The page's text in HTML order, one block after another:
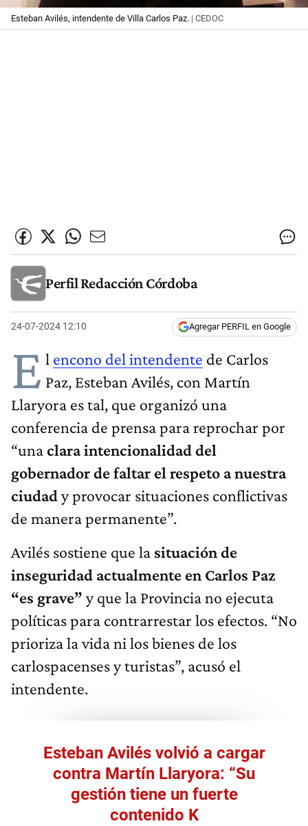
Esteban Avilés, intendente de Villa Carlos Paz. | CEDOC
Perfil Redacción Córdoba
24-07-2024 12:10 Agregar PERFIL en Google
E l encono del intendente de Carlos
Paz, Esteban Avilés, con Martín
Llaryora es tal, que organizó una
conferencia de prensa para reprochar por
“unaclara intencionalidad del
gobernador de faltar el respeto a nuestra
ciudady provocar situaciones conflictivas
de manera permanente”.
Avilés sostiene que la situación de
inseguridad actualmente en Carlos Paz
“es grave” y que la Provincia no ejecuta
políticas para contrarrestar los efectos. “No
prioriza la vida ni los bienes de los
carlospacenses y turistas”, acusó el
intendente.
Esteban Avilés volvió a cargar
contra Martín Llaryora: “Su
gestión tiene un fuerte
contenido K